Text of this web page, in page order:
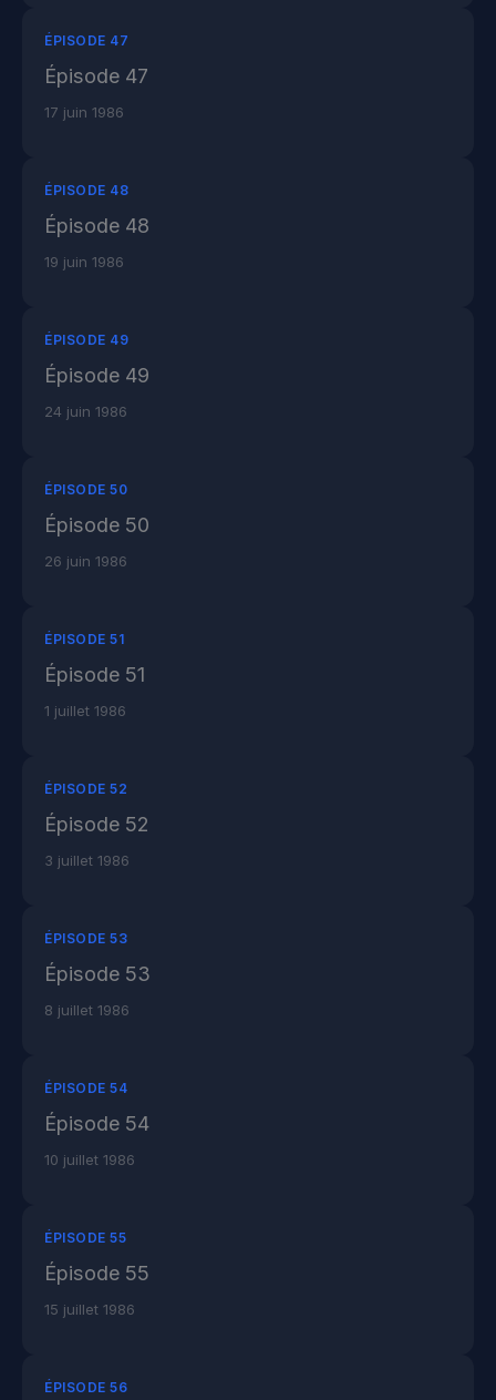
ÉPISODE 47
Épisode 47
17 juin 1986
ÉPISODE 48
Épisode 48
19 juin 1986
ÉPISODE 49
Épisode 49
24 juin 1986
ÉPISODE 50
Épisode 50
26 juin 1986
ÉPISODE 51
Épisode 51
1 juillet 1986
ÉPISODE 52
Épisode 52
3 juillet 1986
ÉPISODE 53
Épisode 53
8 juillet 1986
ÉPISODE 54
Épisode 54
10 juillet 1986
ÉPISODE 55
Épisode 55
15 juillet 1986
ÉPISODE 56